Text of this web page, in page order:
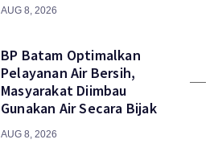
AUG 8, 2026
BP Batam Optimalkan
Pelayanan Air Bersih,
Masyarakat Diimbau
Gunakan Air Secara Bijak
AUG 8, 2026